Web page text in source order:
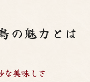
深さ
の魅力とは
な美味しさ